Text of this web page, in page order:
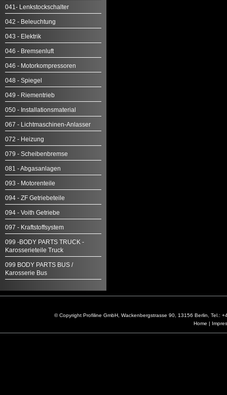
041- Lenkstockschalter
042 - Beleuchtung
043 - Elektrik
046 - Bremsenluft
046 - Motorkompressoren
048 - Spiegel
049 - Riementrieb
050 - Installationsmaterial
067 - Lichtmaschinen-Anlasser
072 - Heizung
079 - Scheibenbremse
081 - Abgasanlagen
093 - Motorenteile
094 - ZF Getriebeteile
094 - Voith Getriebe
097 - Kraftstoffsystem
099 -BODY PARTS TRUCK -
Karosserieteile Truck
099 BODY PARTS BUS /
Karosserie Bus
© Copyright Profiline GmbH, Wackenbergstrasse 90, 13156 Berlin,
Home |